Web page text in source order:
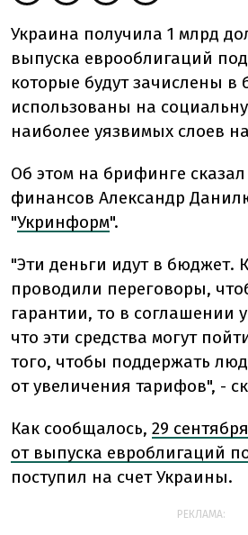
Украина получила 1 млрд
выпуска еврооблигаций
которые будут зачислены в
использованы на
наиболее уязвимых слоев
Об этом на брифинге
финансов Александр
"Укринформ".
"Эти деньги идут в бюджет.
проводили переговоры,
гарантии, то в соглашении
что эти средства могут
того, чтобы поддержать
от увеличения тарифов", -
Как сообщалось, 29
от выпуска евроблигаций
поступил на счет Украины.
РЕКЛАМА: